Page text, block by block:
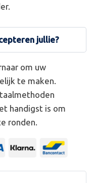
jullie?
om uw
te maken.
handigst is om
ronden.